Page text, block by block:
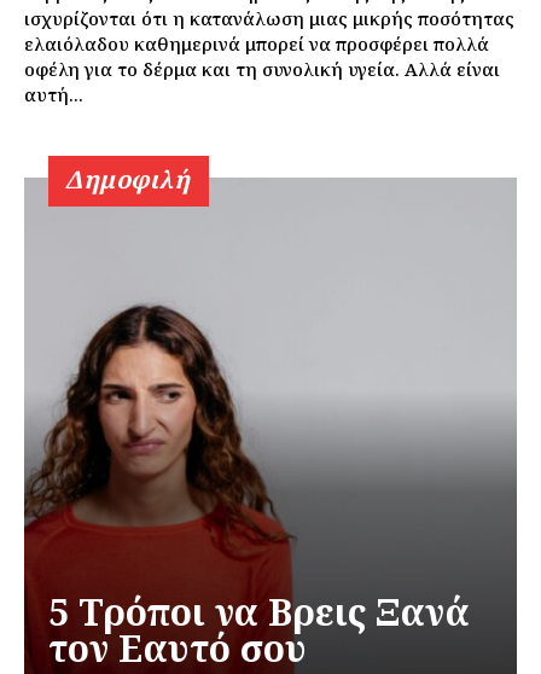
Εγγραφείτε τώρα!
Daily Food
Αποποίηση Ευθυνών
Ο λογαριασμός μου
ισχυρίζονται ότι η κατανάλωση μιας μικρής ποσότητας
ελαιόλαδου καθημερινά μπορεί να προσφέρει πολλά
οφέλη για το δέρμα και τη συνολική υγεία. Αλλά είναι
αυτή...
Δημοφιλή
5 Τρόποι να Βρεις Ξανά
τον Εαυτό σου